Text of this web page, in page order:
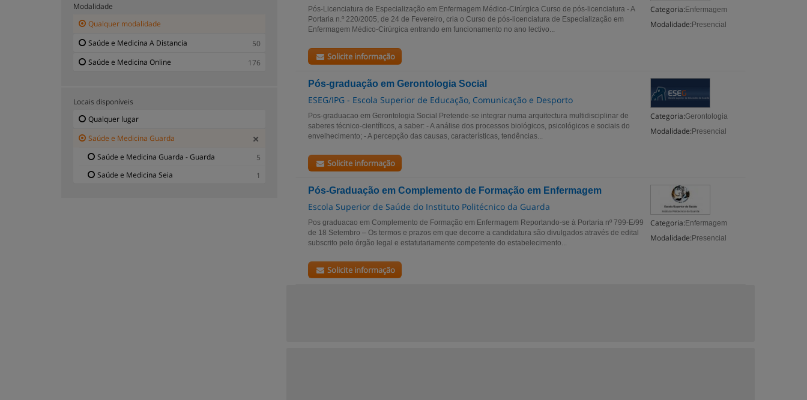
Categoria: Enfermagem
Modalidade: Presencial
Pós-Licenciatura de Especialização em Enfermagem Médico-Cirúrgica Curso de pós-licenciatura - A
Portaria n.º 220/2005, de 24 de Fevereiro, cria o Curso de pós-licenciatura de Especialização em
Enfermagem Médico-Cirúrgica entrando em funcionamento no ano lectivo...
Solicite informação
Pós-graduação em Gerontologia Social
ESEG/IPG - Escola Superior de Educação, Comunicação e Desporto
Categoria:Gerontologia
Modalidade: Presencial
Pos-graduacao em Gerontologia Social Pretende-se integrar numa arquitectura multidisciplinar de
saberes técnico-científicos, a saber: - A análise dos processos biológicos, psicológicos e sociais do
envelhecimento; - A percepção das causas, características, tendências...
Solicite informação
Pós-Graduação em Complemento de Formação em Enfermagem
Escola Superior de Saúde do Instituto Politécnico da Guarda
Categoria: Enfermagem
Modalidade: Presencial
Pos graduacao em Complemento de Formação em Enfermagem Reportando-se à Portaria nº 799-E/99
de 18 Setembro – Os termos e prazos em que decorre a candidatura são divulgados através de edital
subscrito pelo órgão legal e estatutariamente competente do estabelecimento...
Solicite informação
Modalidade
Qualquer modalidade
Saúde e Medicina A Distancia
50
Saúde e Medicina Online
176
Locais disponíveis
Qualquer lugar
Saúde e Medicina Guarda
Saúde e Medicina Guarda - Guarda
5
Saúde e Medicina Seia
1